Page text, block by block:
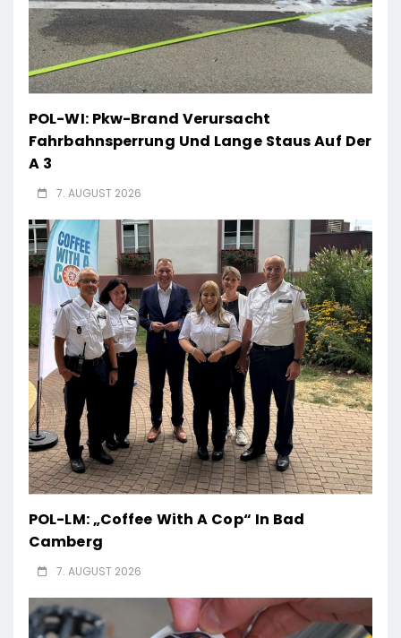
POL-WI: Pkw-Brand Verursacht
Fahrbahnsperrung Und Lange Staus Auf Der
A 3
7. AUGUST 2026
POL-LM: „Coffee With A Cop“ In Bad
Camberg
7. AUGUST 2026